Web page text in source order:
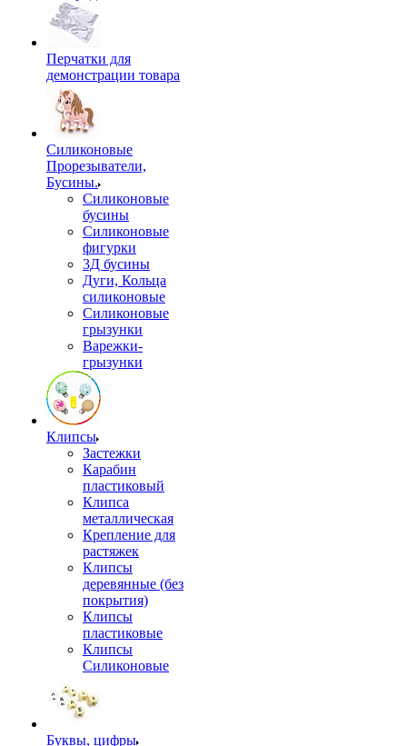
Перчатки для
демонстрации товара
Силиконовые
Прорезыватели,
Бусины.
Силиконовые
бусины
Силиконовые
фигурки
3Д бусины
Дуги, Кольца
силиконовые
Силиконовые
грызунки
Варежки-
грызунки
Клипсы
Застежки
Карабин
пластиковый
Клипса
металлическая
Крепление для
растяжек
Клипсы
деревянные (без
покрытия)
Клипсы
пластиковые
Клипсы
Силиконовые
Буквы, цифры